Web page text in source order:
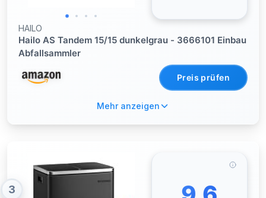
HAILO
Hailo AS Tandem 15/15 dunkelgrau - 3666101 Einbau
Abfallsammler
Preis prüfen
Mehr anzeigen
3